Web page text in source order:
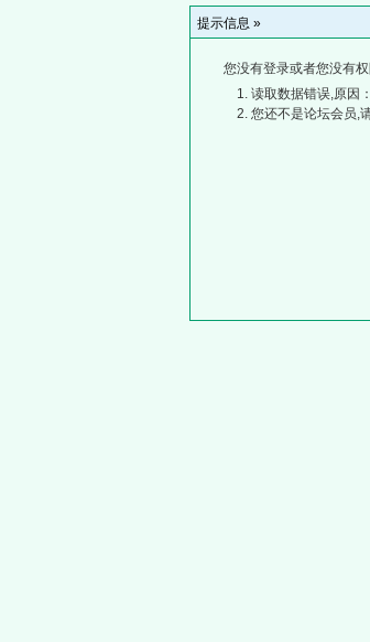
提示信息 »
您没有登录或者您没有
读取数据错误,原因
您还不是论坛会员,